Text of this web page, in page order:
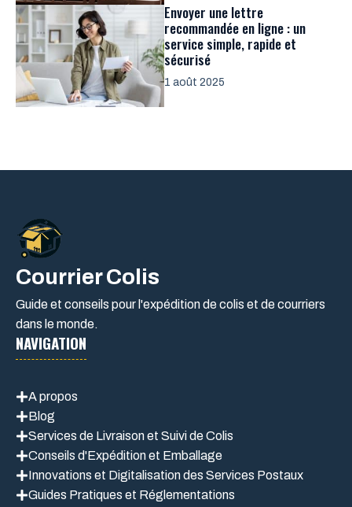
Envoyer une lettre
recommandée en ligne : un
service simple, rapide et
sécurisé
1 août 2025
Courrier Colis
Guide et conseils pour l'expédition de colis et de courriers
dans le monde.
NAVIGATION
A propos
Blog
Services de Livraison et Suivi de Colis
Conseils d'Expédition et Emballage
Innovations et Digitalisation des Services Postaux
Guides Pratiques et Réglementations